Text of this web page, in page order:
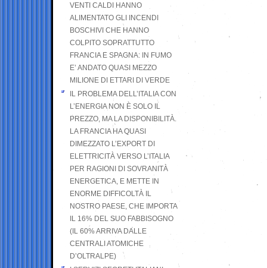
VENTI CALDI HANNO
ALIMENTATO GLI INCENDI
BOSCHIVI CHE HANNO
COLPITO SOPRATTUTTO
FRANCIA E SPAGNA: IN FUMO
E’ ANDATO QUASI MEZZO
MILIONE DI ETTARI DI VERDE
IL PROBLEMA DELL’ITALIA CON
L’ENERGIA NON È SOLO IL
PREZZO, MA LA DISPONIBILITÀ.
LA FRANCIA HA QUASI
DIMEZZATO L’EXPORT DI
ELETTRICITÀ VERSO L’ITALIA
PER RAGIONI DI SOVRANITÀ
ENERGETICA, E METTE IN
ENORME DIFFICOLTÀ IL
NOSTRO PAESE, CHE IMPORTA
IL 16% DEL SUO FABBISOGNO
(IL 60% ARRIVA DALLE
CENTRALI ATOMICHE
D’OLTRALPE)